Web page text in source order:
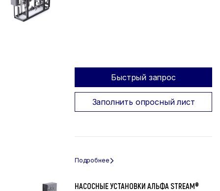
Быстрый запрос
Заполнить опросный лист
НАСОСНЫЕ УСТАНОВКИ АЛЬФА STREAM®